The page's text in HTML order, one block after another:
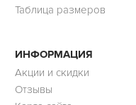
Таблица размеров
ИНФОРМАЦИЯ
Акции и скидки
Отзывы